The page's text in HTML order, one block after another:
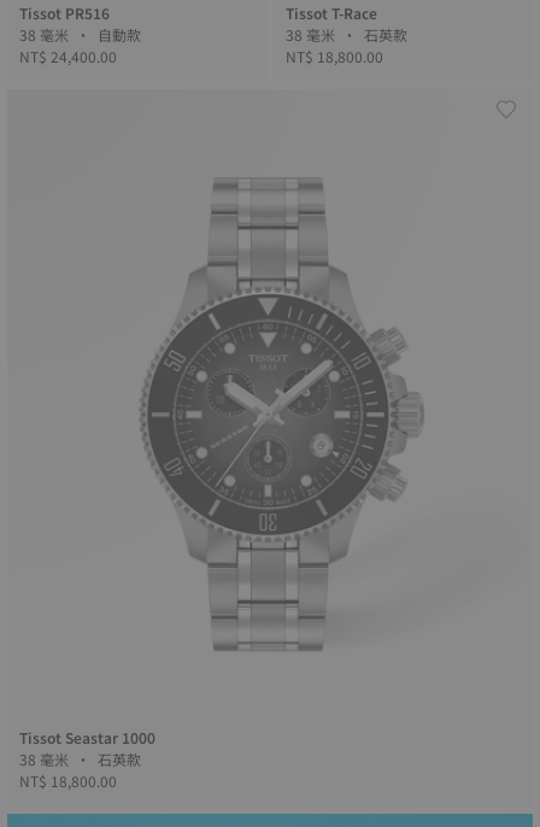
Tissot PR516
38 毫米 • 自動款
NT$ 24,400.00
Tissot T-Race
38 毫米 • 石英款
NT$ 18,800.00
Tissot Seastar 1000
38 毫米 • 石英款
NT$ 18,800.00